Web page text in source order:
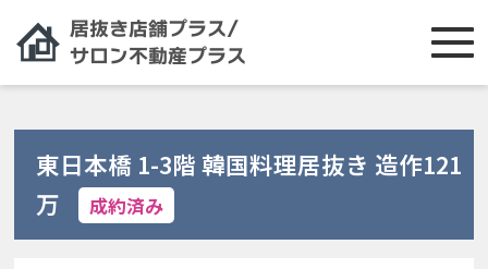
東日本橋 1-3階 韓国料理居抜き 造作121
万
成約済み